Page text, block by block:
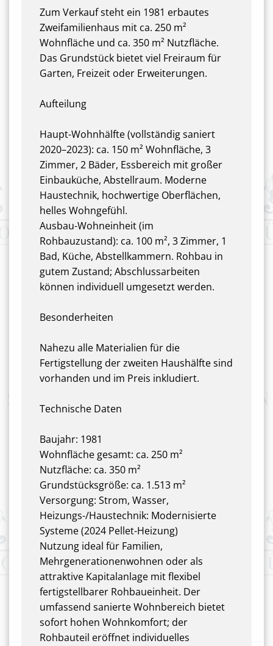
Zum Verkauf steht ein 1981 erbautes
Zweifamilienhaus mit ca. 250 m²
Wohnfläche und ca. 350 m² Nutzfläche.
Das Grundstück bietet viel Freiraum für
Garten, Freizeit oder Erweiterungen.
Aufteilung
Haupt-Wohnhälfte (vollständig saniert
2020–2023): ca. 150 m² Wohnfläche, 3
Zimmer, 2 Bäder, Essbereich mit großer
Einbauküche, Abstellraum. Moderne
Haustechnik, hochwertige Oberflächen,
helles Wohngefühl.
Ausbau-Wohneinheit (im
Rohbauzustand): ca. 100 m², 3 Zimmer, 1
Bad, Küche, Abstellkammern. Rohbau in
gutem Zustand; Abschlussarbeiten
können individuell umgesetzt werden.
Besonderheiten
Nahezu alle Materialien für die
Fertigstellung der zweiten Haushälfte sind
vorhanden und im Preis inkludiert.
Technische Daten
Baujahr: 1981
Wohnfläche gesamt: ca. 250 m²
Nutzfläche: ca. 350 m²
Grundstücksgröße: ca. 1.513 m²
Versorgung: Strom, Wasser,
Heizungs-/Haustechnik: Modernisierte
Systeme (2024 Pellet-Heizung)
Nutzung ideal für Familien,
Mehrgenerationenwohnen oder als
attraktive Kapitalanlage mit flexibel
fertigstellbarer Rohbaueinheit. Der
umfassend sanierte Wohnbereich bietet
sofort hohen Wohnkomfort; der
Rohbauteil eröffnet individuelles